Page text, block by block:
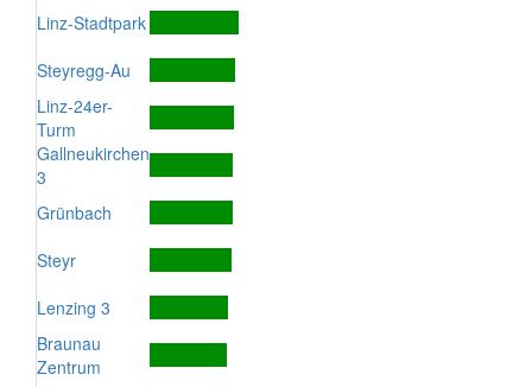
Linz-Stadtpark
Steyregg-Au
Linz-24er-
Turm
Gallneukirchen
3
Grünbach
Steyr
Lenzing 3
Braunau
Zentrum